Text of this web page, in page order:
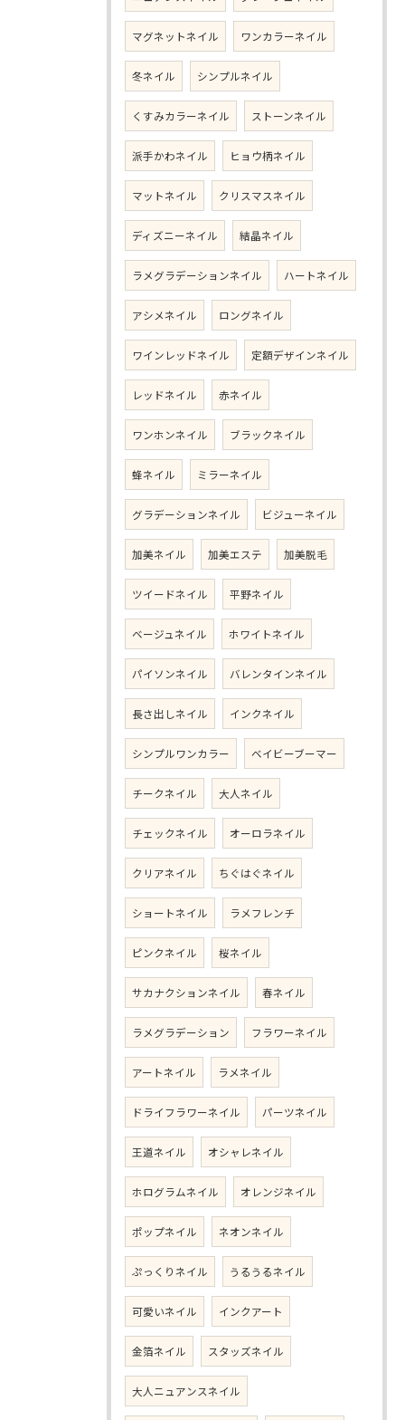
マグネットネイル ワンカラーネイル
冬ネイル シンプルネイル
くすみカラーネイル ストーンネイル
派手かわネイル ヒョウ柄ネイル
マットネイル クリスマスネイル
ディズニーネイル 結晶ネイル
ラメグラデーションネイル ハートネイル
アシメネイル ロングネイル
ワインレッドネイル 定額デザインネイル
レッドネイル 赤ネイル
ワンホンネイル ブラックネイル
蜂ネイル ミラーネイル
グラデーションネイル ビジューネイル
加美ネイル 加美エステ 加美脱毛
ツイードネイル 平野ネイル
ベージュネイル ホワイトネイル
パイソンネイル バレンタインネイル
長さ出しネイル インクネイル
シンプルワンカラー ベイビーブーマー
チークネイル 大人ネイル
チェックネイル オーロラネイル
クリアネイル ちぐはぐネイル
ショートネイル ラメフレンチ
ピンクネイル 桜ネイル
サカナクションネイル 春ネイル
ラメグラデーション フラワーネイル
アートネイル ラメネイル
ドライフラワーネイル パーツネイル
王道ネイル オシャレネイル
ホログラムネイル オレンジネイル
ポップネイル ネオンネイル
ぷっくりネイル うるうるネイル
可愛いネイル インクアート
金箔ネイル スタッズネイル
大人ニュアンスネイル